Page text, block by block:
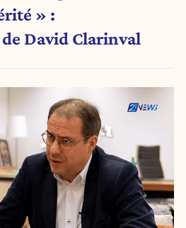
» :
David Clarinval